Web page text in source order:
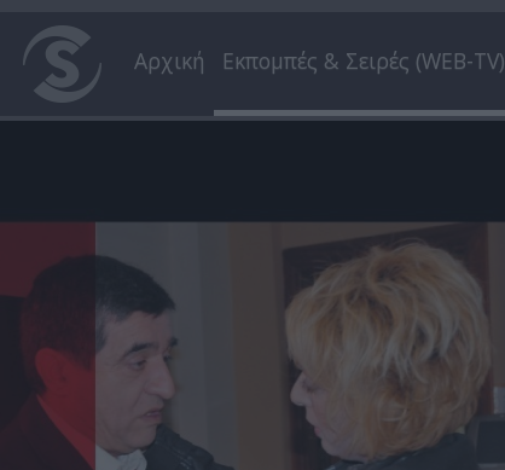
Αρχική Εκπομπές & Σειρές (WEB-TV)